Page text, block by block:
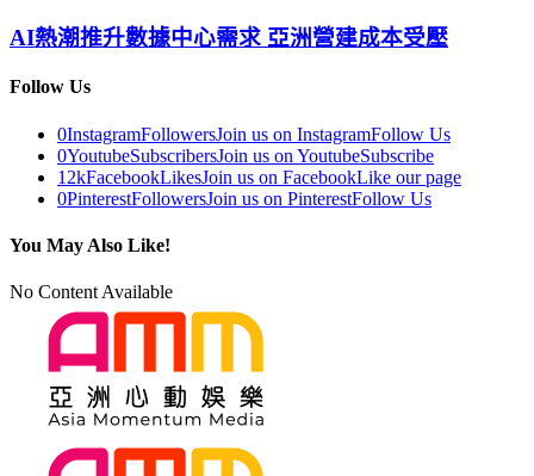
AI熱潮推升數據中心需求 亞洲營建成本受壓
Follow Us
0InstagramFollowersJoin us on InstagramFollow Us
0YoutubeSubscribersJoin us on YoutubeSubscribe
12kFacebookLikesJoin us on FacebookLike our page
0PinterestFollowersJoin us on PinterestFollow Us
You May Also Like!
No Content Available